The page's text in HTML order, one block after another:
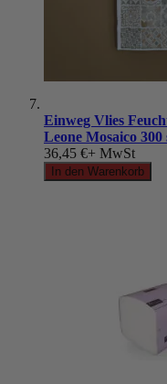
Einweg Vlies
Leone Mosaico 300
36,45 €+ MwSt
In den Warenkorb